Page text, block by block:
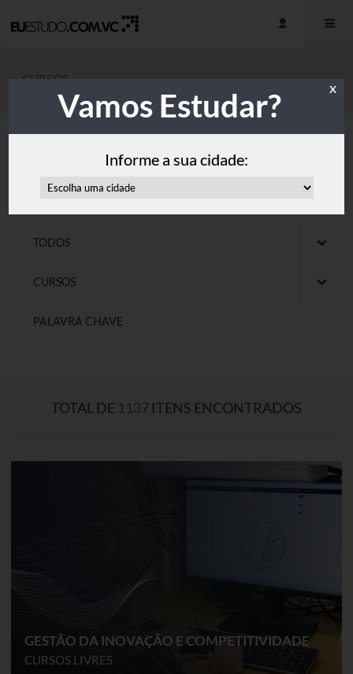
CURSOS
Alavanque sua carreira com nossos cursos. Escolha a
TODOS
CURSOS
TOTAL DE 1137 ITENS ENCONTRADOS
GESTÃO DA INOVAÇÃO E COMPETITIVIDADE
CURSOS LIVRES
x
Vamos Estudar?
Informe a sua cidade: